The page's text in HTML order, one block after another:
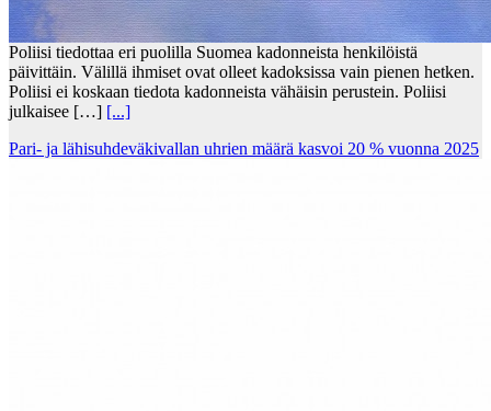
Poliisi tiedottaa eri puolilla Suomea kadonneista henkilöistä
päivittäin. Välillä ihmiset ovat olleet kadoksissa vain pienen hetken.
Poliisi ei koskaan tiedota kadonneista vähäisin perustein. Poliisi
julkaisee […] [...]
Pari- ja lähisuhdeväkivallan uhrien määrä kasvoi 20 % vuonna 2025